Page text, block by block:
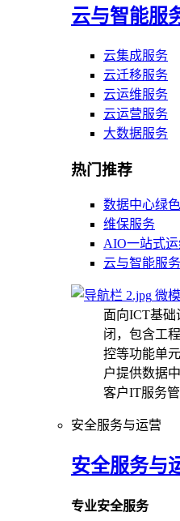
云与智能服
云集成服务
云迁移服务
云运维服务
云运营服务
大数据服务
热门推荐
数据中心绿
维保服务
AIO一站式
云与智能服务
微
面向ICT基
闭，包含工
控等功能单
户提供数据
客户IT服务管
安全服务与运营
安全服务与
专业安全服务